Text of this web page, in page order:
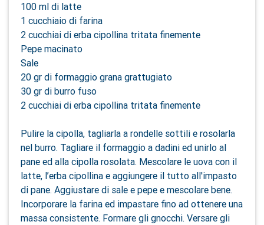
100 ml di latte
1 cucchiaio di farina
2 cucchiai di erba cipollina tritata finemente
Pepe macinato
Sale
20 gr di formaggio grana grattugiato
30 gr di burro fuso
2 cucchiai di erba cipollina tritata finemente
Pulire la cipolla, tagliarla a rondelle sottili e rosolarla
nel burro. Tagliare il formaggio a dadini ed unirlo al
pane ed alla cipolla rosolata. Mescolare le uova con il
latte, l’erba cipollina e aggiungere il tutto all'impasto
di pane. Aggiustare di sale e pepe e mescolare bene.
Incorporare la farina ed impastare fino ad ottenere una
massa consistente. Formare gli gnocchi. Versare gli